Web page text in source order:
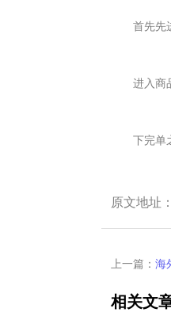
首先先进
进入商品
下完单之
原文地址：
上一篇： 海
相关文